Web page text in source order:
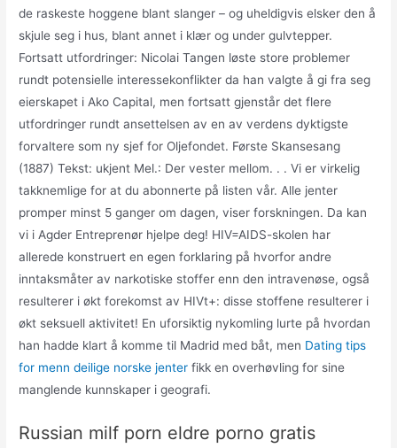
de raskeste hoggene blant slanger – og uheldigvis elsker den å
skjule seg i hus, blant annet i klær og under gulvtepper.
Fortsatt utfordringer: Nicolai Tangen løste store problemer
rundt potensielle interessekonflikter da han valgte å gi fra seg
eierskapet i Ako Capital, men fortsatt gjenstår det flere
utfordringer rundt ansettelsen av en av verdens dyktigste
forvaltere som ny sjef for Oljefondet. Første Skansesang
(1887) Tekst: ukjent Mel.: Der vester mellom. . . Vi er virkelig
takknemlige for at du abonnerte på listen vår. Alle jenter
promper minst 5 ganger om dagen, viser forskningen. Da kan
vi i Agder Entreprenør hjelpe deg! HIV=AIDS-skolen har
allerede konstruert en egen forklaring på hvorfor andre
inntaksmåter av narkotiske stoffer enn den intravenøse, også
resulterer i økt forekomst av HIVt+: disse stoffene resulterer i
økt seksuell aktivitet! En uforsiktig nykomling lurte på hvordan
han hadde klart å komme til Madrid med båt, men Dating tips
for menn deilige norske jenter fikk en overhøvling for sine
manglende kunnskaper i geografi.
Russian milf porn eldre porno gratis